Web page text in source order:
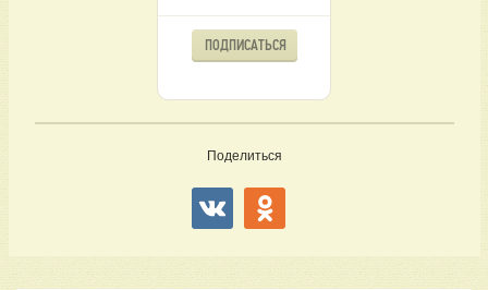
ПОДПИСАТЬСЯ
Поделиться